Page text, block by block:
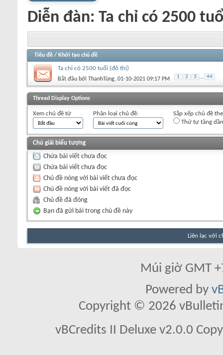
Diễn đàn: Ta chỉ có 2500
Tiêu đề / Khởi tạo chủ đề
Ta chỉ có 2500 tuổi (đô thị)
Bắt đầu bởi ThanhTùng‎, 01-10-2021 09:17 PM 1 2 3 ... 44
+Viết chủ đề mới
Thread Display Options
Xem chủ đề từ Phân loại chủ đề:
Sắp xếp chủ đề
Thứ tự tăng dần
Chú giải biểu tượng
Chứa bài viết chưa đọc
Chứa bài viết chưa đọc
Chủ đề nóng với bài viết chưa đọc
Chủ đề nóng với bài viết đã đọc
Chủ đề đã đóng
Bạn đã gửi bài trong chủ đề này
Liên lạc với
Múi giờ GMT
Powered by
Copyright © 2026
vBCredits II Deluxe v2.0.0